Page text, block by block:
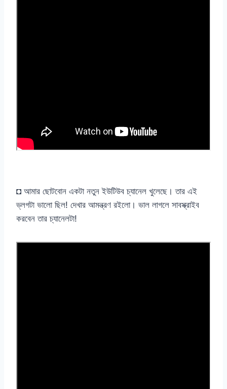
◘ আমার ছোটবোন একটা নতুন ইউটিউব চ্যানেল খুলেছে। তার এই
ভ্লগটা ভালো ছিল! দেখার আমন্ত্রণ রইলো। ভাল লাগলে সাবস্ক্রাইব
করবেন তার চ্যানেলটা!